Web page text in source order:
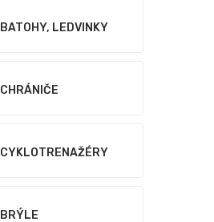
BATOHY, LEDVINKY
CHRÁNIČE
CYKLOTRENAŽÉRY
BRÝLE